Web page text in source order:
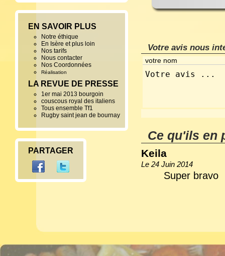
Votre avis nous
Ce qu'ils en
Keila
Le 24 Juin 2014
Super bravo
EN SAVOIR PLUS
Notre éthique
En Isère et plus loin
Nos tarifs
Nous contacter
Nos Coordonnées
Réalisation
LA REVUE DE PRESSE
1er mai 2013 bourgoin
couscous royal des italiens
Tous ensemble Tf1
Rugby saint jean de bournay
PARTAGER